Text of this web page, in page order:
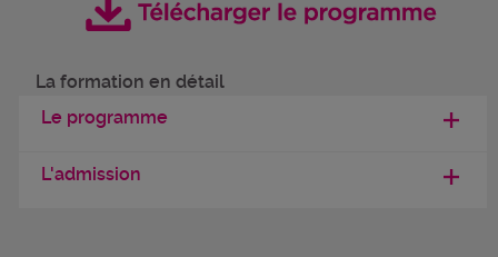
La formation en détail
Le programme
L'admission